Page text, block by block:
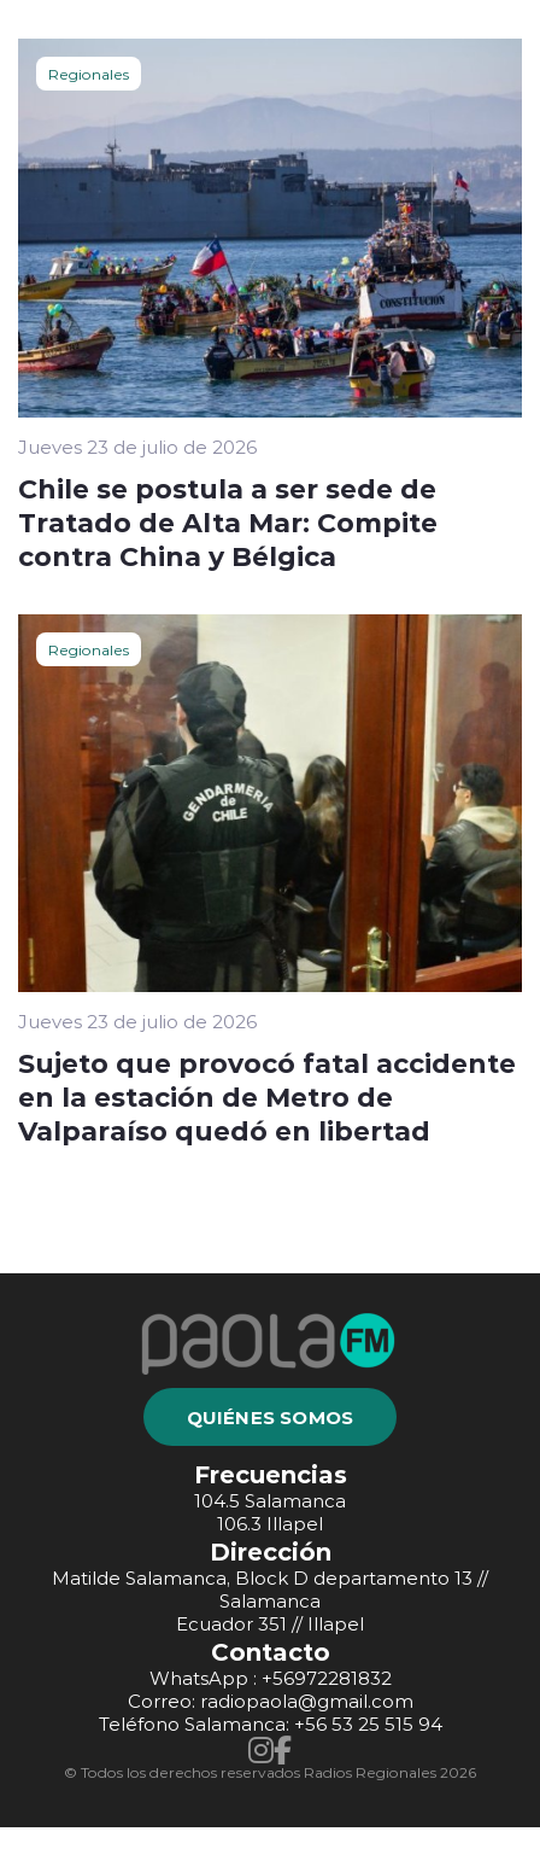
Regionales
Jueves 23 de julio de 2026
Chile se postula a ser sede de
Tratado de Alta Mar: Compite
contra China y Bélgica
Regionales
Jueves 23 de julio de 2026
Sujeto que provocó fatal accidente
en la estación de Metro de
Valparaíso quedó en libertad
QUIÉNES SOMOS
Frecuencias
104.5 Salamanca
106.3 Illapel
Dirección
Matilde Salamanca, Block D departamento 13 //
Salamanca
Ecuador 351 // Illapel
Contacto
WhatsApp : +56972281832
Correo: radiopaola@gmail.com
Teléfono Salamanca: +56 53 25 515 94
© Todos los derechos reservados Radios Regionales 2026